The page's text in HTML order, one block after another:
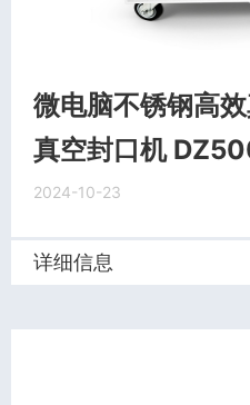
微电脑不锈钢高
真空封口机
2024-10-23
详细信息